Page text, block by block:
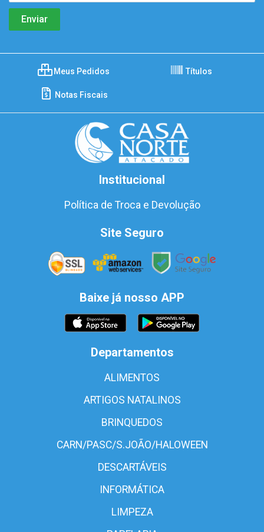
Meus Pedidos Títulos
Notas Fiscais
Institucional
Política de Troca e Devolução
Site Seguro
Baixe já nosso APP
Departamentos
ALIMENTOS
ARTIGOS NATALINOS
BRINQUEDOS
CARN/PASC/S.JOÃO/HALOWEEN
DESCARTÁVEIS
INFORMÁTICA
LIMPEZA